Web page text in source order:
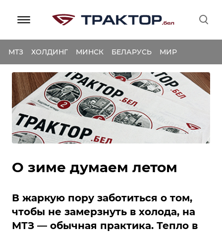
МТЗ ХОЛДИНГ МИНСК БЕЛАРУСЬ МИР
О зиме думаем летом
В жаркую пору заботиться о том,
чтобы не замерзнуть в холода, на
МТЗ — обычная практика. Тепло в